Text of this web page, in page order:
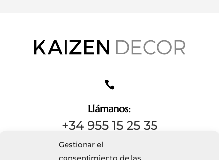
Gestionar el
consentimiento de las

Llámanos:
+34 955 15 25 35